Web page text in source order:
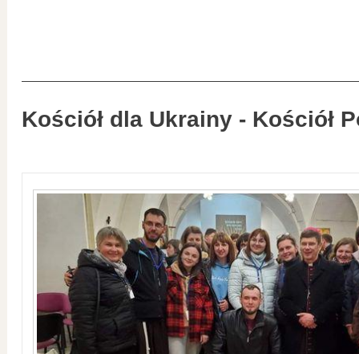
Kościół dla Ukrainy - Kościół